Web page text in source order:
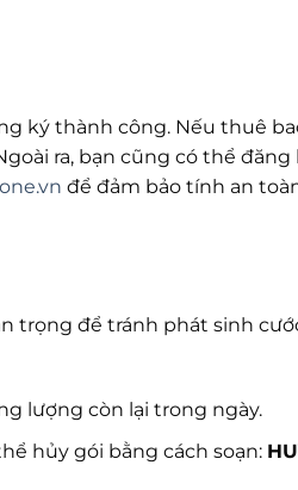
ký thành công. Nếu thuê
ra, bạn cũng có thể
để đảm bảo tính an
trọng để tránh phát sinh
lượng còn lại trong ngày.
hủy gói bằng cách soạn: